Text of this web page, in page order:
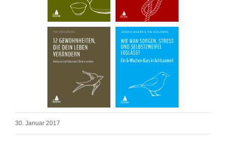
30. Januar 2017